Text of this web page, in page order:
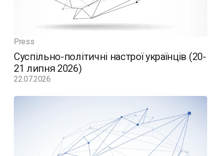
Press
Суспільно-політичні настрої українців (20-
21 липня 2026)
22.07.2026